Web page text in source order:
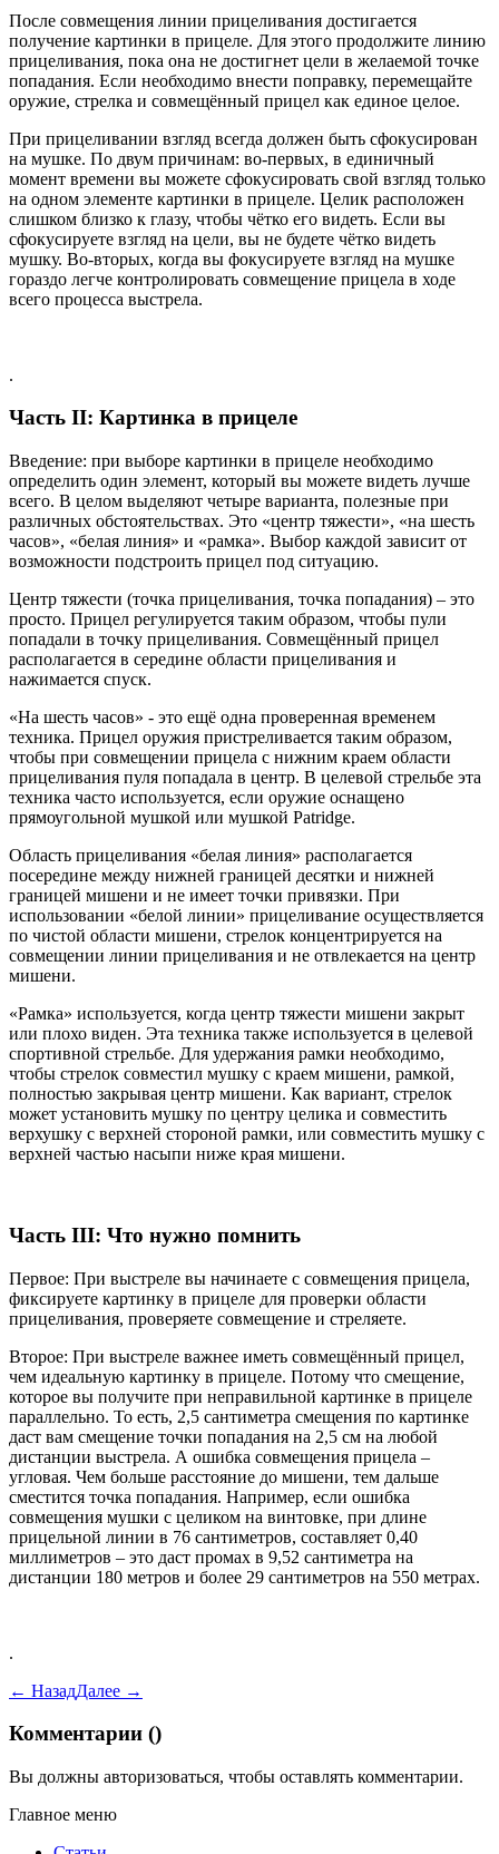
После совмещения линии прицеливания достигается
получение картинки в прицеле. Для этого продолжите линию
прицеливания, пока она не достигнет цели в желаемой точке
попадания. Если необходимо внести поправку, перемещайте
оружие, стрелка и совмещённый прицел как единое целое.
При прицеливании взгляд всегда должен быть сфокусирован
на мушке. По двум причинам: во-первых, в единичный
момент времени вы можете сфокусировать свой взгляд только
на одном элементе картинки в прицеле. Целик расположен
слишком близко к глазу, чтобы чётко его видеть. Если вы
сфокусируете взгляд на цели, вы не будете чётко видеть
мушку. Во-вторых, когда вы фокусируете взгляд на мушке
гораздо легче контролировать совмещение прицела в ходе
всего процесса выстрела.
.
Часть II: Картинка в прицеле
Введение: при выборе картинки в прицеле необходимо
определить один элемент, который вы можете видеть лучше
всего. В целом выделяют четыре варианта, полезные при
различных обстоятельствах. Это «центр тяжести», «на шесть
часов», «белая линия» и «рамка». Выбор каждой зависит от
возможности подстроить прицел под ситуацию.
Центр тяжести (точка прицеливания, точка попадания) – это
просто. Прицел регулируется таким образом, чтобы пули
попадали в точку прицеливания. Совмещённый прицел
располагается в середине области прицеливания и
нажимается спуск.
«На шесть часов» - это ещё одна проверенная временем
техника. Прицел оружия пристреливается таким образом,
чтобы при совмещении прицела с нижним краем области
прицеливания пуля попадала в центр. В целевой стрельбе эта
техника часто используется, если оружие оснащено
прямоугольной мушкой или мушкой Patridge.
Область прицеливания «белая линия» располагается
посередине между нижней границей десятки и нижней
границей мишени и не имеет точки привязки. При
использовании «белой линии» прицеливание осуществляется
по чистой области мишени, стрелок концентрируется на
совмещении линии прицеливания и не отвлекается на центр
мишени.
«Рамка» используется, когда центр тяжести мишени закрыт
или плохо виден. Эта техника также используется в целевой
спортивной стрельбе. Для удержания рамки необходимо,
чтобы стрелок совместил мушку с краем мишени, рамкой,
полностью закрывая центр мишени. Как вариант, стрелок
может установить мушку по центру целика и совместить
верхушку с верхней стороной рамки, или совместить мушку с
верхней частью насыпи ниже края мишени.
Часть III: Что нужно помнить
Первое: При выстреле вы начинаете с совмещения прицела,
фиксируете картинку в прицеле для проверки области
прицеливания, проверяете совмещение и стреляете.
Второе: При выстреле важнее иметь совмещённый прицел,
чем идеальную картинку в прицеле. Потому что смещение,
которое вы получите при неправильной картинке в прицеле
параллельно. То есть, 2,5 сантиметра смещения по картинке
даст вам смещение точки попадания на 2,5 см на любой
дистанции выстрела. А ошибка совмещения прицела –
угловая. Чем больше расстояние до мишени, тем дальше
сместится точка попадания. Например, если ошибка
совмещения мушки с целиком на винтовке, при длине
прицельной линии в 76 сантиметров, составляет 0,40
миллиметров – это даст промах в 9,52 сантиметра на
дистанции 180 метров и более 29 сантиметров на 550 метрах.
.
← НазадДалее →
Комментарии ()
Вы должны авторизоваться, чтобы оставлять комментарии.
Главное меню